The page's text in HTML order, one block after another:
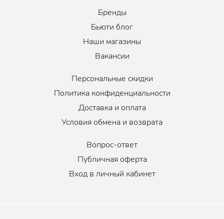
Бренды
Бьюти блог
Наши магазины
Вакансии
Персональные скидки
Политика конфиденциальности
Доставка и оплата
Условия обмена и возврата
Вопрос-ответ
Публичная оферта
Вход в личный кабинет